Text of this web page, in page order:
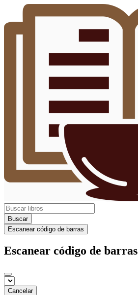
Buscar
Escanear código de barras
Escanear código de barras
Cancelar